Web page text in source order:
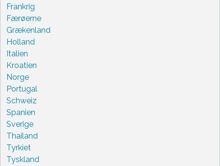
Frankrig
Færøerne
Grækenland
Holland
Italien
Kroatien
Norge
Portugal
Schweiz
Spanien
Sverige
Thailand
Tyrkiet
Tyskland